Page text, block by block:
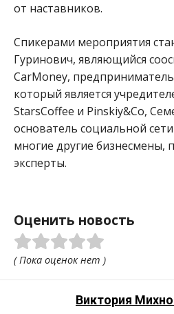
от наставников.
Спикерами мероприятия
Гуринович, являющийся
CarMoney,
который является
StarsCoffee и Pinskiy&Co,
основатель социальной
многие другие бизнесмены,
эксперты.
Оценить новость
( Пока оценок нет )
Виктория